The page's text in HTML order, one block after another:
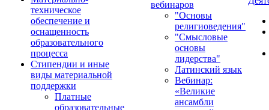
техническое
обеспечение и
оснащенность
образовательного
процесса
Стипендии и иные
виды материальной
поддержки
Платные
образовательные
вебинаров
"Основы
религиоведения"
"Смысловые
основы
лидерства"
Латинский язык
Вебинар:
«Великие
ансамбли